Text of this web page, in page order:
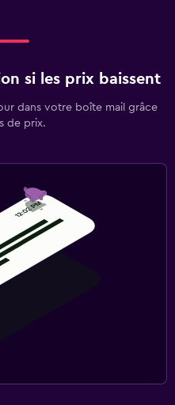
si les prix baissent
dans votre boîte mail grâce
de prix.